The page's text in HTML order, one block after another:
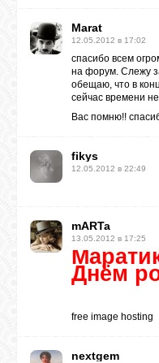
Marat
12.05.2012 в 17:02
спасибо всем
на форум. Слежу
обещаю, что в
сейчас времени
Вас помню!!
fikys
12.05.2012 в 22:49
mARTa
13.05.2012 в 17:25
Днём
free image hosting
nextgem